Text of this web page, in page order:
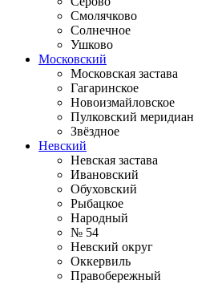
Смолячково
Солнечное
Ушково
Московский
Московская застава
Гагаринское
Новоизмайловское
Пулковский меридиан
Звёздное
Невский
Невская застава
Ивановский
Обуховский
Рыбацкое
Народный
№ 54
Невский округ
Оккервиль
Правобережный